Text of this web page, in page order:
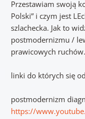
Przestawiam swoją
Polski” i czym jest
szlachecka. Jak to
postmodernizmu /
prawicowych ruchów.
linki do których się
postmodernizm
https://